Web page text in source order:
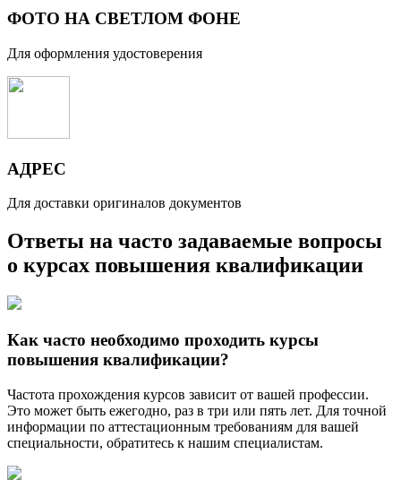
ФОТО НА СВЕТЛОМ ФОНЕ
Для оформления удостоверения
АДРЕС
Для доставки оригиналов документов
Ответы на часто задаваемые вопросы
о курсах повышения квалификации
Как часто необходимо проходить курсы
повышения квалификации?
Частота прохождения курсов зависит от вашей профессии.
Это может быть ежегодно, раз в три или пять лет. Для точной
информации по аттестационным требованиям для вашей
специальности, обратитесь к нашим специалистам.